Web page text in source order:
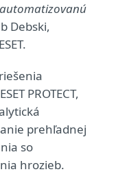
Debski,
PROTECT,
prehľadnej
so
hrozieb.